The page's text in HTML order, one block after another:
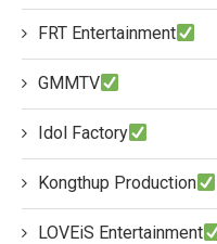
FRT Entertainment
GMMTV
Idol Factory
Kongthup Production
LOVEiS Entertainment